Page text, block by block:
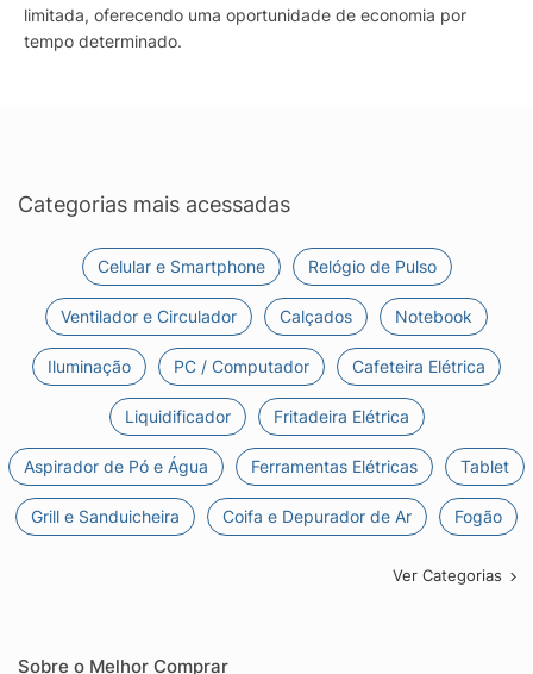
limitada, oferecendo uma oportunidade de economia por
tempo determinado.
Categorias mais acessadas
Celular e Smartphone Relógio de Pulso
Ventilador e Circulador Calçados Notebook
Iluminação PC / Computador Cafeteira Elétrica
Liquidificador Fritadeira Elétrica
Aspirador de Pó e Água Ferramentas Elétricas Tablet
Grill e Sanduicheira Coifa e Depurador de Ar Fogão
Ver Categorias
Sobre o Melhor Comprar